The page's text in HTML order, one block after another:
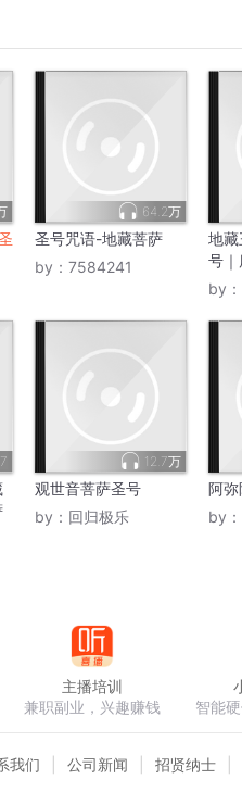
64.2万
圣号咒语-地藏菩萨
by： 7584241
地藏
号｜
by：
12.7万
观世音菩萨圣号
by： 回归极乐
阿
by：
主播培训
兼职副业，兴趣赚钱
智能
我们 公司新闻 招贤纳士